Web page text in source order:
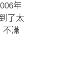
年
了太
不滿